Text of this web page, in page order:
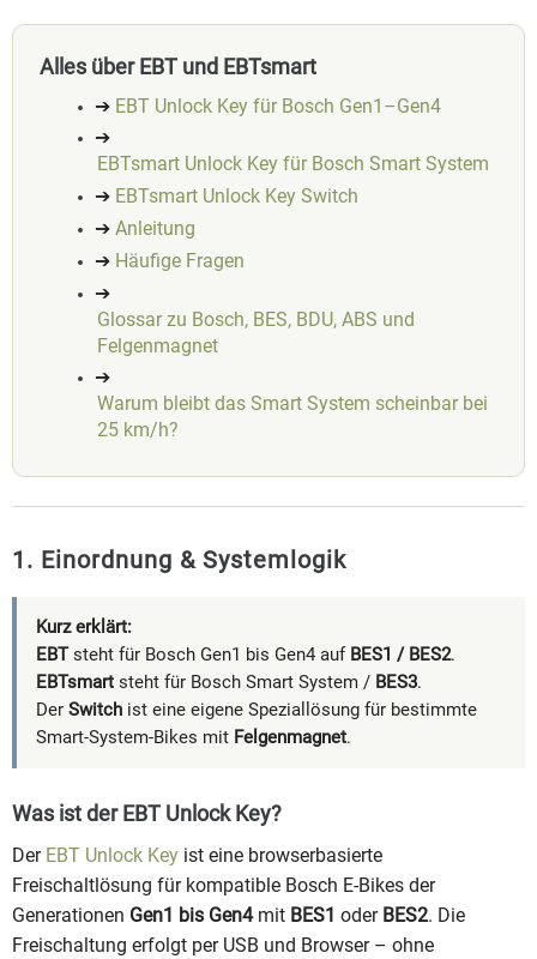
Alles über EBT und EBTsmart
➔ EBT Unlock Key für Bosch Gen1–Gen4
➔
EBTsmart Unlock Key für Bosch Smart System
➔ EBTsmart Unlock Key Switch
➔ Anleitung
➔ Häufige Fragen
➔
Glossar zu Bosch, BES, BDU, ABS und
Felgenmagnet
➔
Warum bleibt das Smart System scheinbar bei
25 km/h?
1. Einordnung & Systemlogik
Kurz erklärt:
EBTsteht für Bosch Gen1 bis Gen4 auf BES1 / BES2.
EBTsmart steht für Bosch Smart System / BES3.
Der Switch ist eine eigene Speziallösung für bestimmte
Smart-System-Bikes mit Felgenmagnet.
Was ist der EBT Unlock Key?
Der EBT Unlock Key ist eine browserbasierte
Freischaltlösung für kompatible Bosch E-Bikes der
Generationen Gen1 bis Gen4mit BES1 oder BES2. Die
Freischaltung erfolgt per USB und Browser – ohne